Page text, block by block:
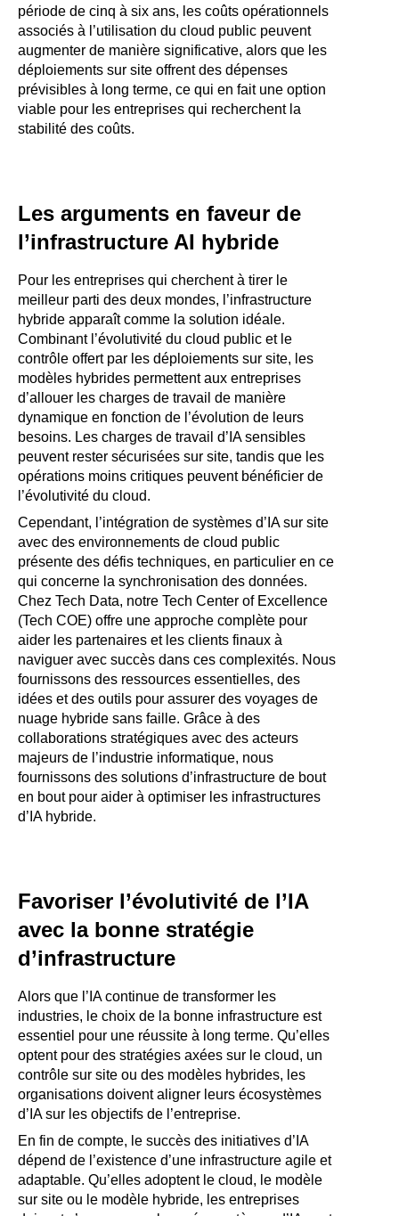
période de cinq à six ans, les coûts opérationnels
associés à l’utilisation du cloud public peuvent
augmenter de manière significative, alors que les
déploiements sur site offrent des dépenses
prévisibles à long terme, ce qui en fait une option
viable pour les entreprises qui recherchent la
stabilité des coûts.
Les arguments en faveur de
l’infrastructure AI hybride
Pour les entreprises qui cherchent à tirer le
meilleur parti des deux mondes, l’infrastructure
hybride apparaît comme la solution idéale.
Combinant l’évolutivité du cloud public et le
contrôle offert par les déploiements sur site, les
modèles hybrides permettent aux entreprises
d’allouer les charges de travail de manière
dynamique en fonction de l’évolution de leurs
besoins. Les charges de travail d’IA sensibles
peuvent rester sécurisées sur site, tandis que les
opérations moins critiques peuvent bénéficier de
l’évolutivité du cloud.
Cependant, l’intégration de systèmes d’IA sur site
avec des environnements de cloud public
présente des défis techniques, en particulier en ce
qui concerne la synchronisation des données.
Chez Tech Data, notre Tech Center of Excellence
(Tech COE) offre une approche complète pour
aider les partenaires et les clients finaux à
naviguer avec succès dans ces complexités. Nous
fournissons des ressources essentielles, des
idées et des outils pour assurer des voyages de
nuage hybride sans faille. Grâce à des
collaborations stratégiques avec des acteurs
majeurs de l’industrie informatique, nous
fournissons des solutions d’infrastructure de bout
en bout pour aider à optimiser les infrastructures
d’IA hybride.
Favoriser l’évolutivité de l’IA
avec la bonne stratégie
d’infrastructure
Alors que l’IA continue de transformer les
industries, le choix de la bonne infrastructure est
essentiel pour une réussite à long terme. Qu’elles
optent pour des stratégies axées sur le cloud, un
contrôle sur site ou des modèles hybrides, les
organisations doivent aligner leurs écosystèmes
d’IA sur les objectifs de l’entreprise.
En fin de compte, le succès des initiatives d’IA
dépend de l’existence d’une infrastructure agile et
adaptable. Qu’elles adoptent le cloud, le modèle
sur site ou le modèle hybride, les entreprises